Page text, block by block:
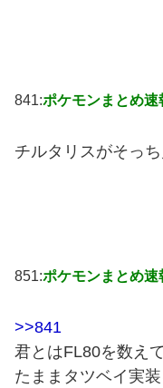
841:ポケモンまとめ速
チルタリスがそっ
851:ポケモンまとめ速
>>841
君とはFL80を数え
たままタツベイ実